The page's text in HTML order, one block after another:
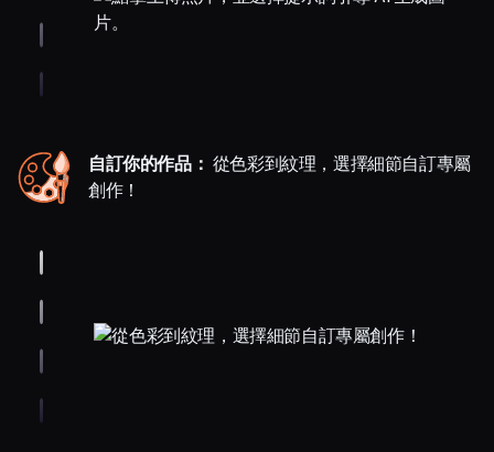
自訂你的作品： 從色彩到紋理，選擇細節自訂專屬
創作！